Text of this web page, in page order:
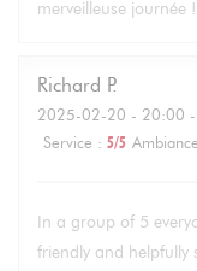
merveilleuse journée !
Richard P
2025-02-20 - 20:00 -
Service : 5/5 Ambiance
In a group of 5
friendly and helpfully